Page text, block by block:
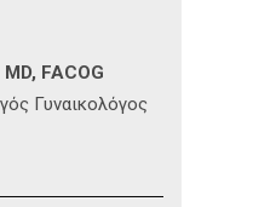
FACOG
Γυναικολόγος